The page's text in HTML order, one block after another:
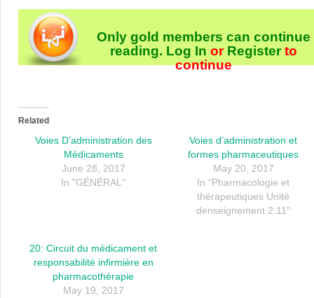
Only gold members can continue
reading. Log In orRegisterto
continue
Related
Voies D’administration des
Médicaments
June 28, 2017
In "GÉNÉRAL"
Voies d’administration et
formes pharmaceutiques
May 20, 2017
In "Pharmacologie et
thérapeutiques Unité
denseignement 2.11"
20: Circuit du médicament et
responsabilité infirmière en
pharmacothérapie
May 19, 2017